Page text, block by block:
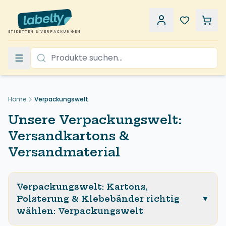
ETIKETTEN & VERPACKUNGEN
Home Verpackungswelt
Unsere Verpackungswelt:
Versandkartons &
Versandmaterial
Verpackungswelt: Kartons,
Polsterung & Klebebänder richtig
wählen: Verpackungswelt
▼